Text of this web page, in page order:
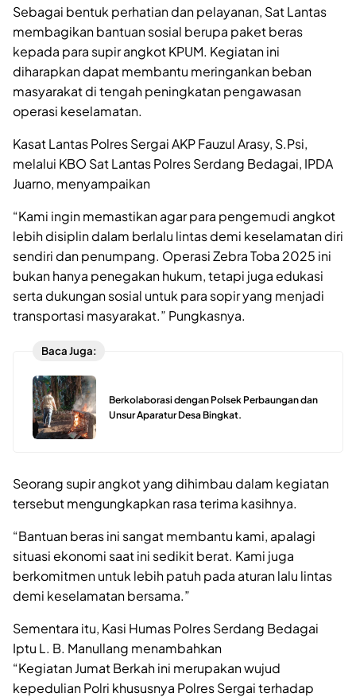
Sebagai bentuk perhatian dan pelayanan, Sat Lantas
membagikan bantuan sosial berupa paket beras
kepada para supir angkot KPUM. Kegiatan ini
diharapkan dapat membantu meringankan beban
masyarakat di tengah peningkatan pengawasan
operasi keselamatan.
Kasat Lantas Polres Sergai AKP Fauzul Arasy, S.Psi,
melalui KBO Sat Lantas Polres Serdang Bedagai, IPDA
Juarno, menyampaikan
“Kami ingin memastikan agar para pengemudi angkot
lebih disiplin dalam berlalu lintas demi keselamatan diri
sendiri dan penumpang. Operasi Zebra Toba 2025 ini
bukan hanya penegakan hukum, tetapi juga edukasi
serta dukungan sosial untuk para sopir yang menjadi
transportasi masyarakat.” Pungkasnya.
Baca Juga:
Berkolaborasi dengan Polsek Perbaungan dan
Unsur Aparatur Desa Bingkat.
Seorang supir angkot yang dihimbau dalam kegiatan
tersebut mengungkapkan rasa terima kasihnya.
“Bantuan beras ini sangat membantu kami, apalagi
situasi ekonomi saat ini sedikit berat. Kami juga
berkomitmen untuk lebih patuh pada aturan lalu lintas
demi keselamatan bersama.”
Sementara itu, Kasi Humas Polres Serdang Bedagai
Iptu L. B. Manullang menambahkan
“Kegiatan Jumat Berkah ini merupakan wujud
kepedulian Polri khususnya Polres Sergai terhadap